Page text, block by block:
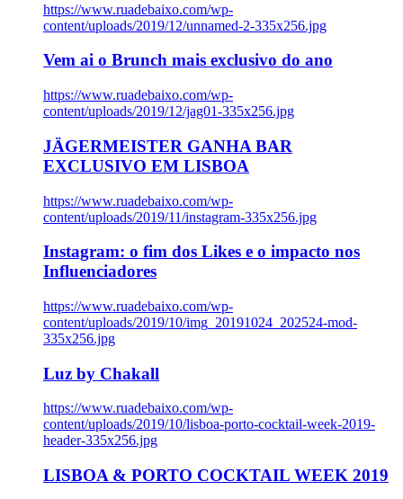
https://www.ruadebaixo.com/wp-
content/uploads/2019/12/unnamed-2-335x256.jpg
Vem ai o Brunch mais exclusivo do ano
https://www.ruadebaixo.com/wp-
content/uploads/2019/12/jag01-335x256.jpg
JÄGERMEISTER GANHA BAR
EXCLUSIVO EM LISBOA
https://www.ruadebaixo.com/wp-
content/uploads/2019/11/instagram-335x256.jpg
Instagram: o fim dos Likes e o impacto nos
Influenciadores
https://www.ruadebaixo.com/wp-
content/uploads/2019/10/img_20191024_202524-mod-
335x256.jpg
Luz by Chakall
https://www.ruadebaixo.com/wp-
content/uploads/2019/10/lisboa-porto-cocktail-week-2019-
header-335x256.jpg
LISBOA & PORTO COCKTAIL WEEK 2019